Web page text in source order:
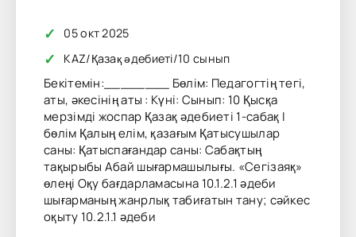
✓ 05 окт 2025
✓ KAZ/Қазақ әдебиеті/10 сынып
Бекітемін:________ Бөлім: Педагогтің тегі,
аты, әкесінің аты : Күні: Сынып: 10 Қысқа
мерзімді жоспар Қазақ әдебиеті 1-сабақ І
бөлім Қалың елім, қазағым Қатысушылар
саны: Қатыспағандар саны: Сабақтың
тақырыбы Абай шығармашылығы. «Сегізаяқ»
өлеңі Оқу бағдарламасына 10.1.2.1 әдеби
шығарманың жанрлық табиғатын тану; сәйкес
оқыту 10.2.1.1 әдеби